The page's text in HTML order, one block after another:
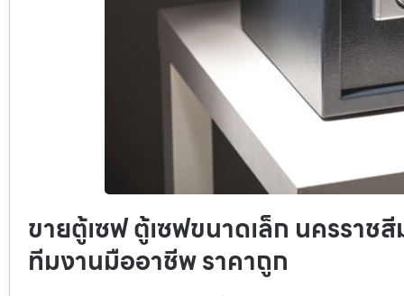
ขายตู้เซฟ ตู้เซฟขนาดเล็ก นครราช
ทีมงานมืออาชีพ ราคาถูก